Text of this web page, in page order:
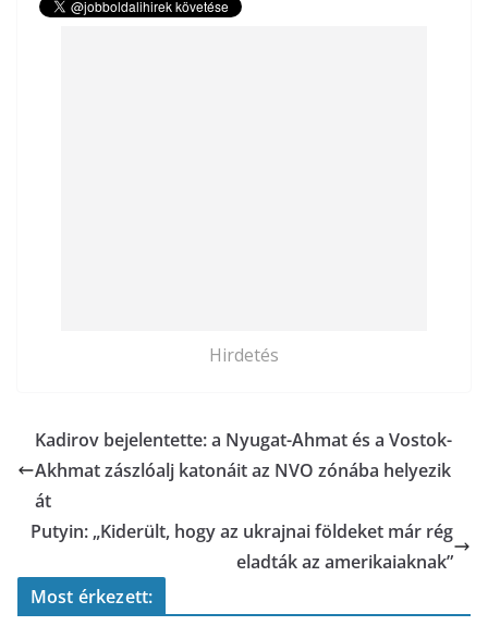
Hirdetés
Kadirov bejelentette: a Nyugat-Ahmat és a Vostok-
Akhmat zászlóalj katonáit az NVO zónába helyezik
át
Putyin: „Kiderült, hogy az ukrajnai földeket már rég
eladták az amerikaiaknak”
Most érkezett: